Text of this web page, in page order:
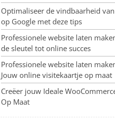
Optimaliseer de vindbaarheid
op Google met deze tips
Professionele website laten
de sleutel tot online succes
Professionele website laten
Jouw online visitekaartje op maat
Creëer jouw Ideale
Op Maat